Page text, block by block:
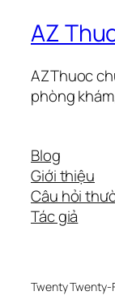
AZ
AZThuoc
phòng
Blog
Giới thiệu
Câu hỏi
Tác giả
Twenty Twenty-